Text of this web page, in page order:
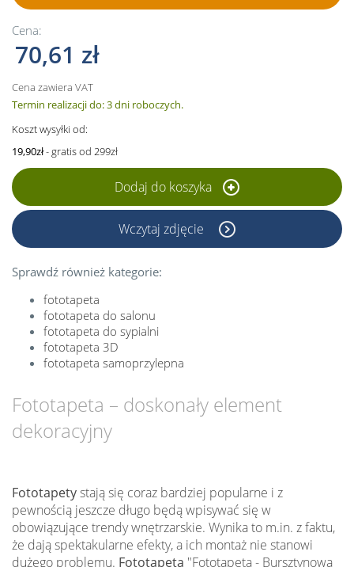
Cena:
70,61 zł
Cena zawiera VAT
Termin realizacji do: 3 dni roboczych.
Koszt wysyłki od:
19,90zł- gratis od 299zł
Dodaj do koszyka
Wczytaj zdjęcie
Sprawdź również kategorie:
fototapeta
fototapeta do salonu
fototapeta do sypialni
fototapeta 3D
fototapeta samoprzylepna
Fototapeta – doskonały element
dekoracyjny
Fototapetystają się coraz bardziej popularne i z
pewnością jeszcze długo będą wpisywać się w
obowiązujące trendy wnętrzarskie. Wynika to m.in. z faktu,
że dają spektakularne efekty, a ich montaż nie stanowi
dużego problemu. Fototapeta "Fototapeta - Bursztynowa